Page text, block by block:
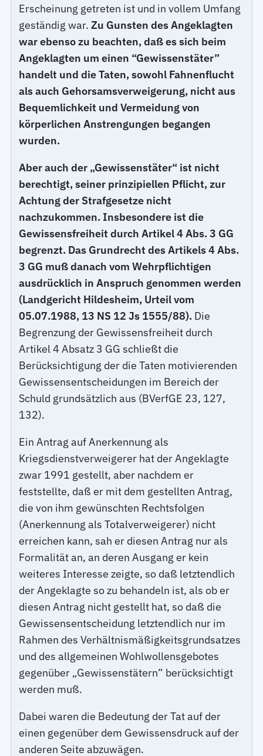
Erscheinung getreten ist und in vollem Umfang
geständig war.Zu Gunsten des Angeklagten
war ebenso zu beachten, daß es sich beim
Angeklagten um einen “Gewissenstäter”
handelt und die Taten, sowohl Fahnenflucht
als auch Gehorsamsverweigerung, nicht aus
Bequemlichkeit und Vermeidung von
körperlichen Anstrengungen begangen
wurden.
Aber auch der „Gewissenstäter“ ist nicht
berechtigt, seiner prinzipiellen Pflicht, zur
Achtung der Strafgesetze nicht
nachzukommen. Insbesondere ist die
Gewissensfreiheit durch Artikel 4 Abs. 3 GG
begrenzt. Das Grundrecht des Artikels 4 Abs.
3 GG muß danach vom Wehrpflichtigen
ausdrücklich in Anspruch genommen werden
(Landgericht Hildesheim, Urteil vom
05.07.1988, 13 NS 12 Js 1555/88). Die
Begrenzung der Gewissensfreiheit durch
Artikel 4 Absatz 3 GG schließt die
Berücksichtigung der die Taten motivierenden
Gewissensentscheidungen im Bereich der
Schuld grundsätzlich aus (BVerfGE 23, 127,
132).
Ein Antrag auf Anerkennung als
Kriegsdienstverweigerer hat der Angeklagte
zwar 1991 gestellt, aber nachdem er
feststellte, daß er mit dem gestellten Antrag,
die von ihm gewünschten Rechtsfolgen
(Anerkennung als Totalverweigerer) nicht
erreichen kann, sah er diesen Antrag nur als
Formalität an, an deren Ausgang er kein
weiteres Interesse zeigte, so daß letztendlich
der Angeklagte so zu behandeln ist, als ob er
diesen Antrag nicht gestellt hat, so daß die
Gewissensentscheidung letztendlich nur im
Rahmen des Verhältnismäßigkeitsgrundsatzes
und des allgemeinen Wohlwollensgebotes
gegenüber „Gewissenstätern” berücksichtigt
werden muß.
Dabei waren die Bedeutung der Tat auf der
einen gegenüber dem Gewissensdruck auf der
anderen Seite abzuwägen.